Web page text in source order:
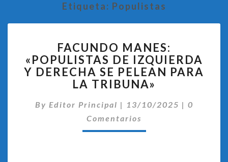
Etiqueta: Populistas
MANES:
«POPULISTAS
DE
IZQUIERDA
DERECHA
SE
FACUNDO MANES:
«POPULISTAS DE IZQUIERDA
Y DERECHA SE PELEAN PARA
LA TRIBUNA»
By Editor Principal | 13/10/2025 | 0
Comentarios